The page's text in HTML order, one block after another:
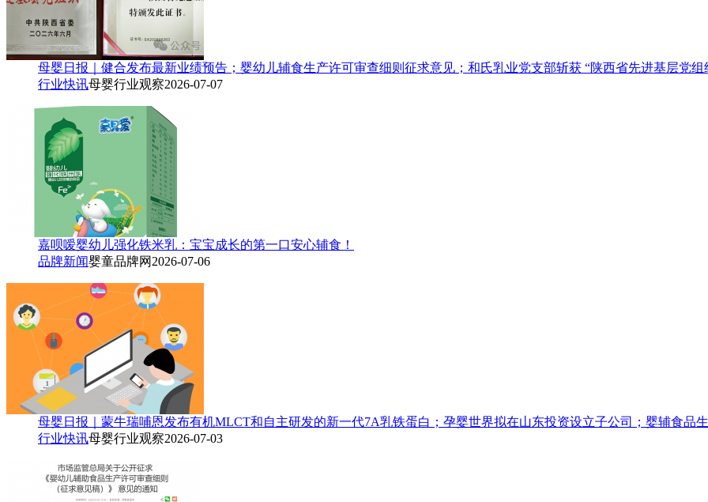
母婴日报｜健合发布最新业绩预告；婴幼儿辅食生产许可审查细则征求意见；和氏乳业党支部斩获 “陕西省先进基层党组
行业快讯母婴行业观察2026-07-07
嘉呗嗳婴幼儿强化铁米乳：宝宝成长的第一口安心辅食！
品牌新闻婴童品牌网 2026-07-06
母婴日报｜蒙牛瑞哺恩发布有机MLCT和自主研发的新一代7A乳铁蛋白；孕婴世界拟在山东投资设立子公司；婴辅食品
行业快讯母婴行业观察2026-07-03